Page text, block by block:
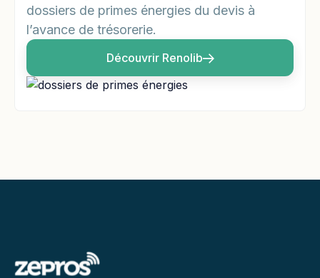
dossiers de primes énergies du devis à
l’avance de trésorerie.
Découvrir Renolib